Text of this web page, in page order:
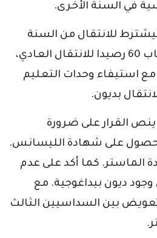
في السنة الأخرى.
للانتقال من السنة
الأولى إلى الثانية اكتساب 60 رصيدا للانتقال العادي،
مع استيفاء وحدات التعليم
بديون.
ينص القرار على ضرورة
رصيدا للحصول على شهادة الليسانس.
الماستر. كما أكد على عدم
وجود ديون بيداغوجية. مع
بين السداسيين الثالث